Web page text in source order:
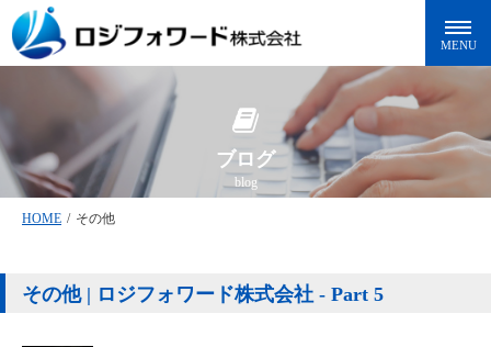
ブログ
blog
HOME / その他
その他 | ロジフォワード株式会社 - Part 5